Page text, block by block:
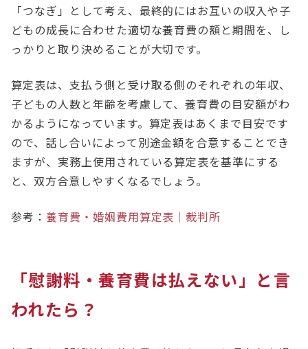
「つなぎ」として考え、最終的にはお互いの収入や子
どもの成長に合わせた適切な養育費の額と期間を、し
っかりと取り決めることが大切です。
算定表は、支払う側と受け取る側のそれぞれの年収、
子どもの人数と年齢を考慮して、養育費の目安額がわ
かるようになっています。算定表はあくまで目安です
ので、話し合いによって別途金額を合意することでき
ますが、実務上使用されている算定表を基準にする
と、双方合意しやすくなるでしょう。
参考： 養育費・婚姻費用算定表｜裁判所
「慰謝料・養育費は払えない」と言
われたら？